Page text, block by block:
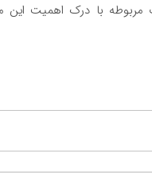
با درک اهمیت این